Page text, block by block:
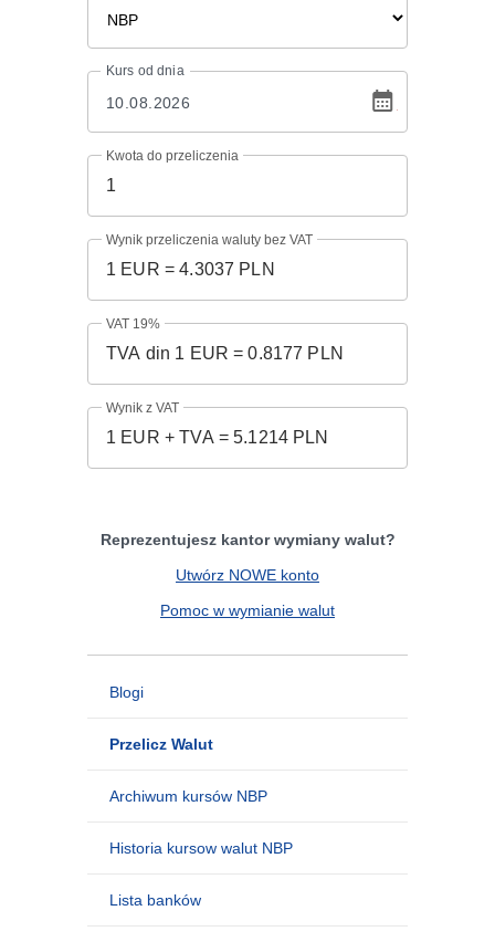
Kurs od dnia
Kwota do przeliczenia
Wynik przeliczenia waluty bez VAT
VAT 19%
Wynik z VAT
Reprezentujesz kantor wymiany walut?
Utwórz NOWE konto
Pomoc w wymianie walut
Blogi
Przelicz Walut
Archiwum kursów NBP
Historia kursow walut NBP
Lista banków